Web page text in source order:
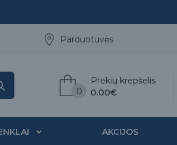
Parduotuvės
Prekių krepšelis
0.00€
0
AKCIJOS